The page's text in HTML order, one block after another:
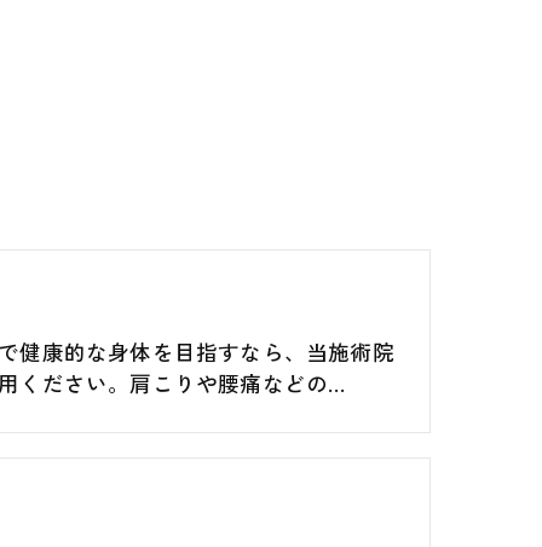
健康的な身体を目指すなら、当施術院
ください。肩こりや腰痛などの…